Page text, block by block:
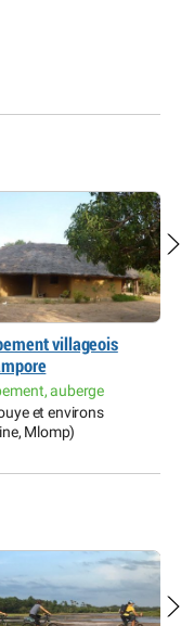
villageois
auberge
et environs
Mlomp)